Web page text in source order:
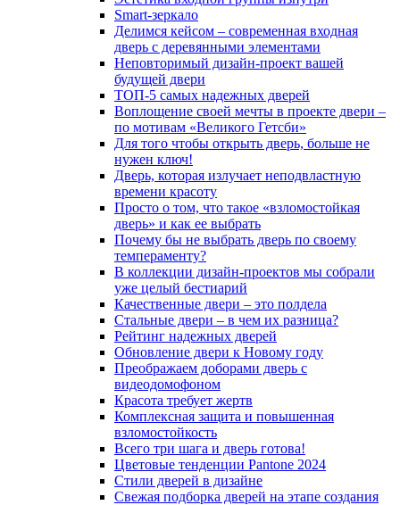
Smart-зеркало
Делимся кейсом – современная входная
дверь с деревянными элементами
Неповторимый дизайн-проект вашей
будущей двери
ТОП-5 самых надежных дверей
Воплощение своей мечты в проекте двери –
по мотивам «Великого Гетсби»
Для того чтобы открыть дверь, больше не
нужен ключ!
Дверь, которая излучает неподвластную
времени красоту
Просто о том, что такое «взломостойкая
дверь» и как ее выбрать
Почему бы не выбрать дверь по своему
темпераменту?
В коллекции дизайн-проектов мы собрали
уже целый бестиарий
Качественные двери – это полдела
Стальные двери – в чем их разница?
Рейтинг надежных дверей
Обновление двери к Новому году
Преображаем доборами дверь с
видеодомофоном
Красота требует жертв
Комплексная защита и повышенная
взломостойкость
Всего три шага и дверь готова!
Цветовые тенденции Pantone 2024
Стили дверей в дизайне
Свежая подборка дверей на этапе создания